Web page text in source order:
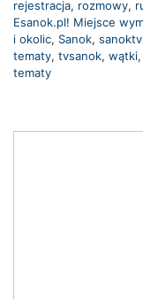
rejestracja, rozmowy,
Esanok.pl! Miejsce
i okolic, Sanok, sanoktv
tematy, tvsanok, wątki,
tematy